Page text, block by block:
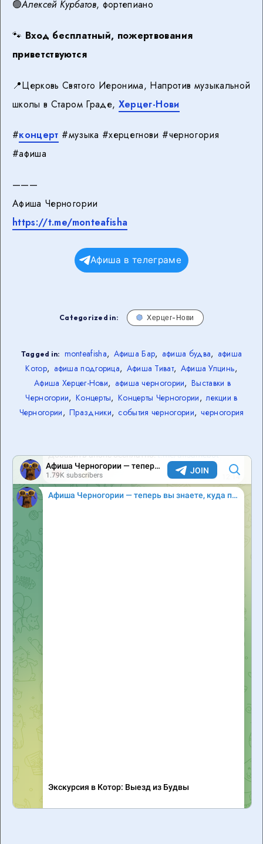
🟢Алексей Курбатов, фортепиано
🐾 Вход бесплатный, пожертвования
приветствуются
📍Церковь Святого Иеронима, Напротив музыкальной
школы в Старом Граде, Херцег-Нови
#концерт #музыка #херцегнови #черногория
#афиша
———
Афиша Черногории
https://t.me/monteafisha
Афиша в телеграме
Categorized in: Херцег-Нови
Tagged in: monteafisha, Афиша Бар, афиша будва, афиша
Котор, афиша подгорица, Афиша Тиват, Афиша Улцинь,
Афиша Херцег-Нови, афиша черногории, Выставки в
Черногории, Концерты, Концерты Черногории, лекции в
Черногории, Праздники, события черногории, черногория